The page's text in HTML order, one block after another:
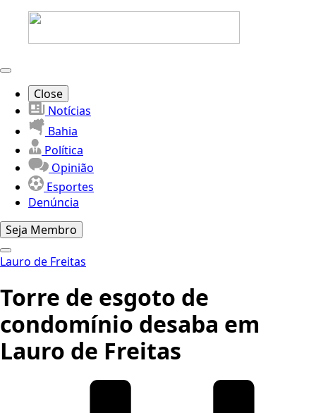
Close
Notícias
Bahia
Política
Opinião
Esportes
Denúncia
Seja Membro
Lauro de Freitas
Torre de esgoto de
condomínio desaba em
Lauro de Freitas